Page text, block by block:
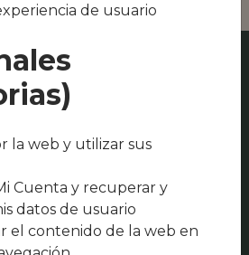
de usuario
la web y utilizar sus
Cuenta y recuperar y
datos de usuario
el contenido de la web en